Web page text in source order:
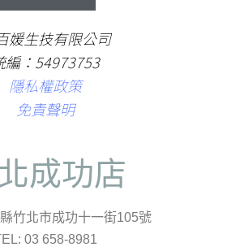
媛生技有限公司
編：54973753
隱私權政策
免責聲明
成功店
竹北市成功十一街105號
03 658-8981